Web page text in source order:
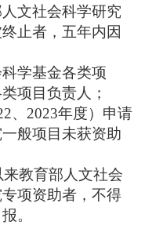
文社会科学研究
止者，五年内因
学基金各类项
项目负责人；
、2023年度）申请
般项目未获资助
教育部人文社会
项资助者，不得
。